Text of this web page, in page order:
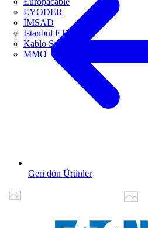
EYODER
İMSAD
Istanbul ETO
Kablo Sanayicileri Derneği
MMO
Geri dön Ürünler